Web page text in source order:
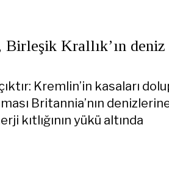
Birleşik Krallık’ın
Kremlin’in kasaları
Britannia’nın
kıtlığının yükü altında